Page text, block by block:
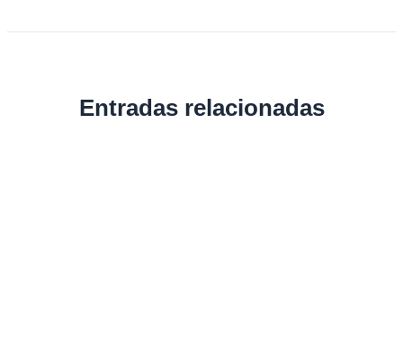
Entradas relacionadas